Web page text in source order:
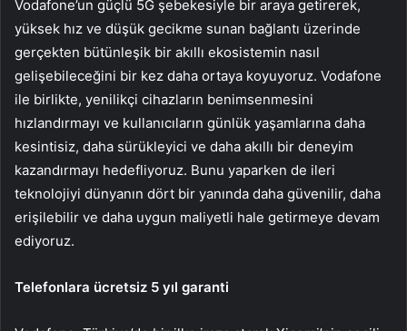
Vodafone’un güçlü 5G şebekesiyle bir araya getirerek,
yüksek hız ve düşük gecikme sunan bağlantı üzerinde
gerçekten bütünleşik bir akıllı ekosistemin nasıl
gelişebileceğini bir kez daha ortaya koyuyoruz. Vodafone
ile birlikte, yenilikçi cihazların benimsenmesini
hızlandırmayı ve kullanıcıların günlük yaşamlarına daha
kesintisiz, daha sürükleyici ve daha akıllı bir deneyim
kazandırmayı hedefliyoruz. Bunu yaparken de ileri
teknolojiyi dünyanın dört bir yanında daha güvenilir, daha
erişilebilir ve daha uygun maliyetli hale getirmeye devam
ediyoruz.
Telefonlara ücretsiz 5 yıl garanti